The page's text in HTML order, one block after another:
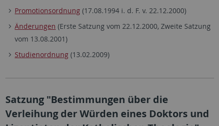
Promotionsordnung (17.08.1994 i. d. F. v. 22.12.2000)
Änderungen (Erste Satzung vom 22.12.2000, Zweite Satzung
vom 13.08.2001)
Studienordnung (13.02.2009)
Satzung "Bestimmungen über die
Verleihung der Würden eines Doktors und